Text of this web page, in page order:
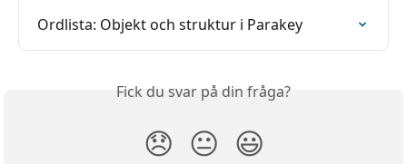
Ordlista: Objekt och struktur i Parakey
Fick du svar på din fråga?
😞 😐 😃